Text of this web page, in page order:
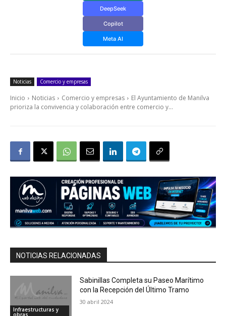
DeepSeek
Copilot
Meta AI
Noticias Comercio y empresas
Inicio Noticias Comercio y empresas
El Ayuntamiento de Manilva
prioriza la convivencia y colaboración entre comercio y...
NOTICIAS RELACIONADAS
Infraestructuras y
obras
Sabinillas Completa su Paseo Marítimo
con la Recepción del Último Tramo
30 abril 2024